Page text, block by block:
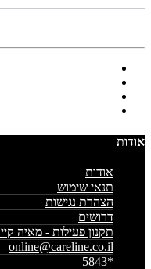
אודות
אודות
תנאי שימוש
הצהרת נגישות
דרושים
תקנון פעילות - מאיה קיי X קרליין
online@careline.co.il
*5843